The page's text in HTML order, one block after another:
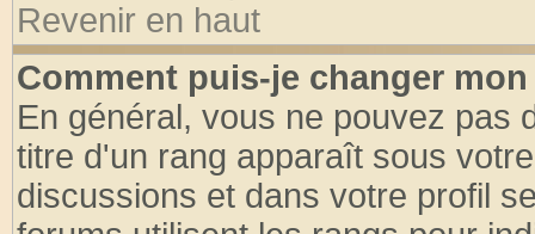
Revenir en haut
Comment puis-je changer
En général, vous ne pouvez pas
titre d'un rang apparaît sous
discussions et dans votre profil